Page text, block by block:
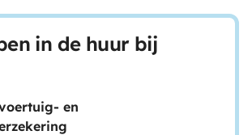
in de huur bij
en